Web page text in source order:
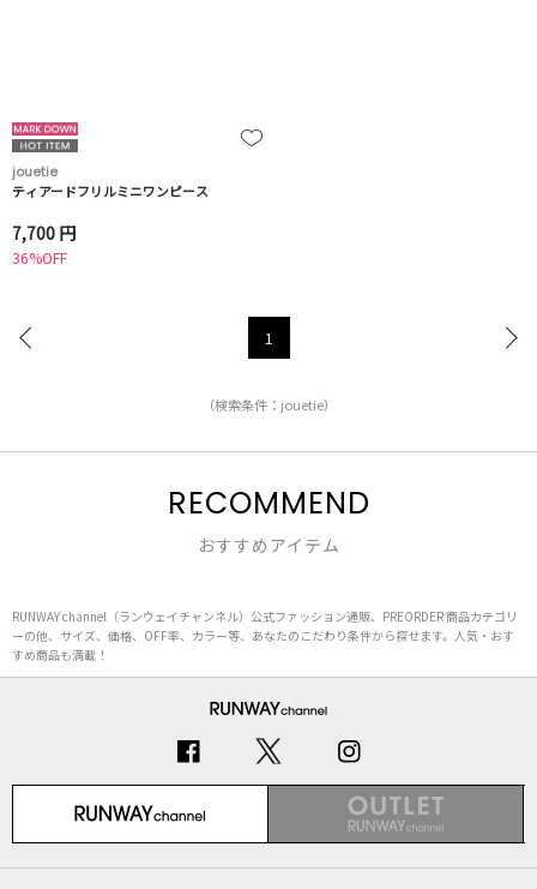
jouetie
ティアードフリルミニワンピース
7,700 円
36%OFF
1
（検索条件：jouetie）
RECOMMEND
おすすめアイテム
RUNWAY channel（ランウェイチャンネル）公式ファッション通販、PREORDER 商品カテゴリ
ーの他、サイズ、価格、OFF率、カラー等、あなたのこだわり条件から探せます。人気・おす
すめ商品も満載！